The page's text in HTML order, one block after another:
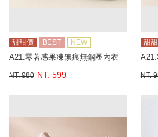
甜甜價 BEST NEW
A21.零著感果凍無痕無鋼圈內衣
NT. 980 NT. 599
甜
NT.